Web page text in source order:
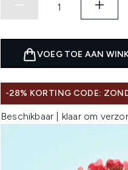
VOEG TOE AAN
-28% KORTING CODE:
Beschikbaar | klaar om